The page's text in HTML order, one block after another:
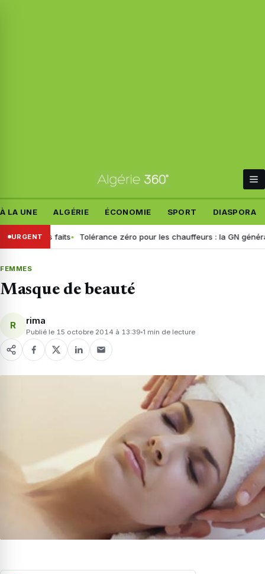
À LA UNE ALGÉRIE ÉCONOMIE SPORT DIASPORA
URGENT
les faits Tolérance zéro pour les chauffeurs : la GN généralise
FEMMES
Masque de beauté
R rima
Publié le 15 octobre 2014 à 13:39 1 min de lecture